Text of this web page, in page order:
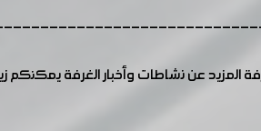
المزيد عن نشاطات وأخبار الغرفة